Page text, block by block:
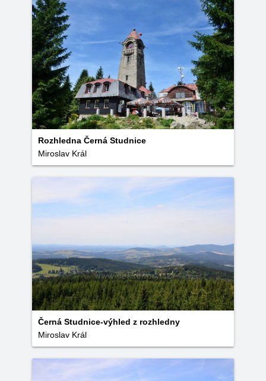
Rozhledna Černá Studnice
Miroslav Král
Černá Studnice-výhled z rozhledny
Miroslav Král